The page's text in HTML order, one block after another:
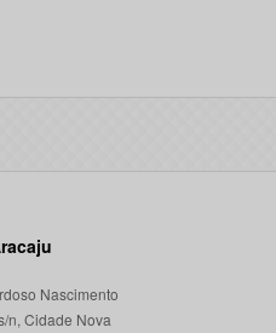
Nascimento
n, Cidade Nova